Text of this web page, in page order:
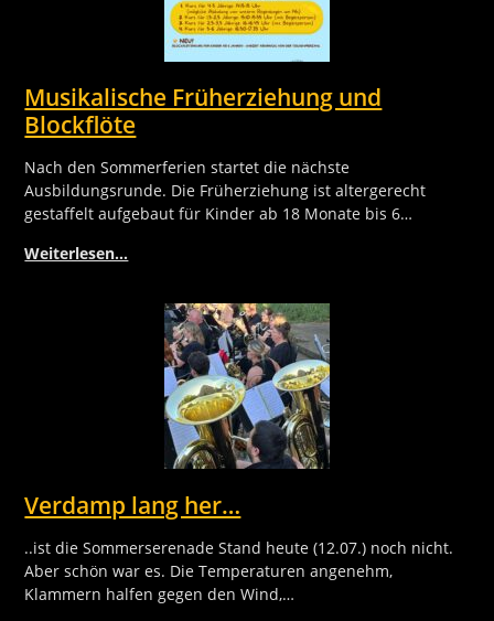
Musikalische Früherziehung und
Blockflöte
Nach den Sommerferien startet die nächste
Ausbildungsrunde. Die Früherziehung ist altergerecht
gestaffelt aufgebaut für Kinder ab 18 Monate bis 6…
Weiterlesen…
Verdamp lang her…
..ist die Sommerserenade Stand heute (12.07.) noch nicht.
Aber schön war es. Die Temperaturen angenehm,
Klammern halfen gegen den Wind,…